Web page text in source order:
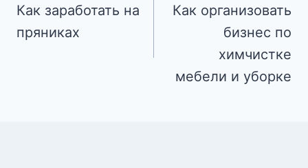
по
записям
Как заработать на
пряниках
Как организовать
бизнес по
химчистке
мебели и уборке